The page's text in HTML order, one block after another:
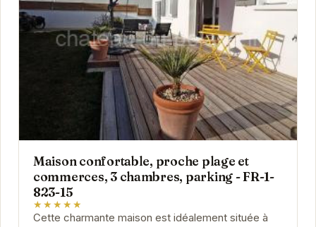
Maison confortable, proche plage et
commerces, 3 chambres, parking - FR-1-
823-15
★★★★★
Cette charmante maison est idéalement située à